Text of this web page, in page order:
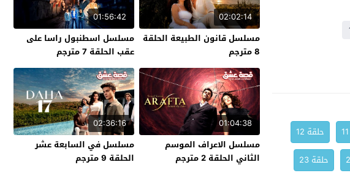
حلقة 12
حلقة 23
02:02:14
مسلسل قانون الطبيعة الحلقة
8 مترجم
01:56:42
مسلسل اسطنبول راسا على
عقب الحلقة 7 مترجم
01:04:38
مسلسل الاعراف الموسم
الثاني الحلقة 2 مترجم
02:36:16
مسلسل في السابعة عشر
الحلقة 9 مترجم